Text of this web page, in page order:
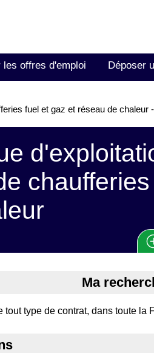
les offres d'emploi Déposer
fuel et gaz et réseau de chaleur
Ma
tout type de contrat, dans toute la